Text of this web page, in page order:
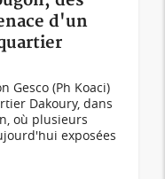
d'un
Gesco (Ph Koaci)
Dakoury, dans
où plusieurs
exposées